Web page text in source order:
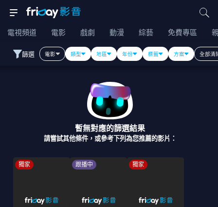
電視頻道 電影 戲劇 動漫 綜藝 免費專區
篩選 電影 類型 地區 年份 標籤 方案 全部清
暫無對應的篩選結果
請嘗試其他條件，或參考下列為您推薦的影片：
獨家 跟播中 獨家